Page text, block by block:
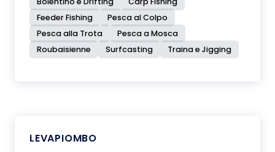
Feeder Fishing
Pesca al Colpo
Pesca alla Trota
Pesca a Mosca
Roubaisienne
Surfcasting Traina e Jigging
LEVAPIOMBO